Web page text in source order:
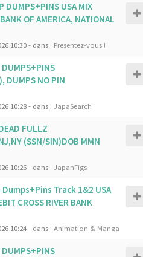
DUMPS+PINS USA MIX
OF AMERICA, NATIONAL
10:30- dans : Presentez-vous !
DUMPS+PINS
DUMPS NO PIN
10:28- dans : JapaSearch
FULLZ
(SSN/SIN)DOB MMN
10:26- dans : JapanFigs
Dumps+Pins Track 1&2 USA
CROSS RIVER BANK
10:24- dans : Animation & Manga
DUMPS+PINS